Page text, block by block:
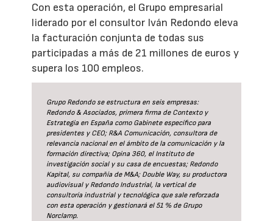
Con esta operación, el Grupo empresarial
liderado por el consultor Iván Redondo eleva
la facturación conjunta de todas sus
participadas a más de 21 millones de euros y
supera los 100 empleos.
Grupo Redondo se estructura en seis empresas:
Redondo & Asociados, primera firma de Contexto y
Estrategia en España como Gabinete específico para
presidentes y CEO; R&A Comunicación, consultora de
relevancia nacional en el ámbito de la comunicación y la
formación directiva; Opina 360, el Instituto de
investigación social y su casa de encuestas; Redondo
Kapital, su compañía de M&A; Double Way, su productora
audiovisual y Redondo Industrial, la vertical de
consultoría industrial y tecnológica que sale reforzada
con esta operación y gestionará el 51 % de Grupo
Norclamp.